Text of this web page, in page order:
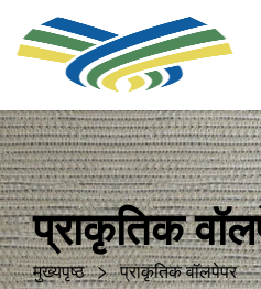
प्राकृतिक
मुख्यपृष्ठ प्राकृतिक वॉलपेपर